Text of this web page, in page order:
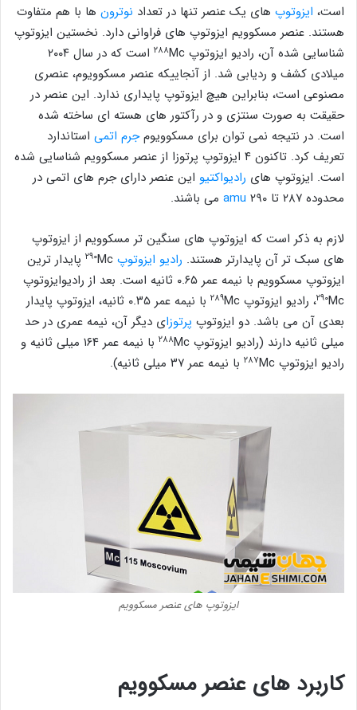
است، ایزوتوپ ‌های یک عنصر تنها در تعداد نوترون ‌ها با هم متفاوت
هستند. عنصر مسکوویم ایزوتوپ های فراوانی دارد. نخستین ایزوتوپ
شناسایی شده آن، رادیو ایزوتوپ
۲۸۸
Mc است که در سال ۲۰۰۴
میلادی کشف و ردیابی شد. از آنجاییکه عنصر مسکوویوم، عنصری
مصنوعی است، بنابراین هیچ ایزوتوپ پایداری ندارد. این عنصر در
حقیقت به صورت سنتزی و در رآکتور های هسته ‌ای ساخته شده
است. در نتیجه نمی ‌توان برای مسکوویومجرم اتمی استاندارد
تعریف کرد. تاکنون ۴ ایزوتوپ پرتوزا از عنصر مسکوویم شناسایی شده
است. ایزوتوپ های رادیواکتیو این عنصر دارای جرم های اتمی در
محدوده ۲۸۷ تا ۲۹۰
amu می باشند.
لازم به ذکر است که ایزوتوپ های سنگین تر مسکوویم از ایزوتوپ
های سبک تر آن پایدارتر هستند. رادیو ایزوتوپ ۲۹۰ Mc پایدار ترین
ایزوتوپ مسکوویم با نیمه عمر ۰.۶۵ ثانیه است. بعد از رادیوایزوتوپ
۲۹۰Mc، رادیو ایزوتوپ ۲۸۹
Mc با نیمه عمر ۰.۳۵ ثانیه، ایزوتوپ پایدار
بعدی آن می باشد. دو ایزوتوپ پرتوزای دیگر آن، نیمه عمری در حد
میلی ثانیه دارند (رادیو ایزوتوپ
۲۸۸
Mc با نیمه عمر ۱۶۴ میلی ثانیه و
رادیو ایزوتوپ
۲۸۷Mc با نیمه عمر ۳۷ میلی ثانیه).
ایزوتوپ های عنصر مسکوویم
کاربرد های عنصرمسکوویم